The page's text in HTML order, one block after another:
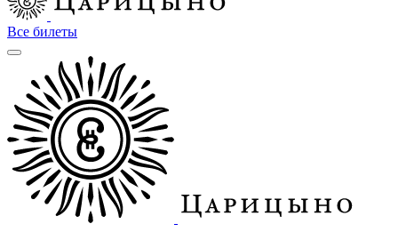
Все билеты